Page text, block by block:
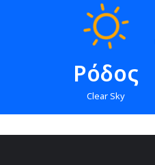
Ρόδος
Clear Sky